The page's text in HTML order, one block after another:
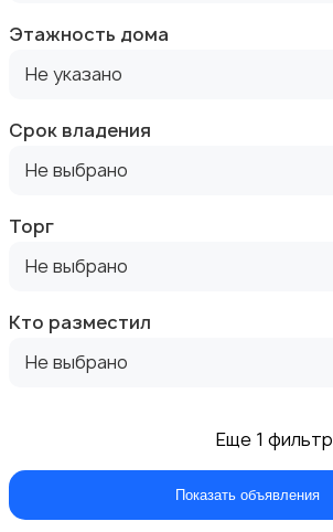
Прочие строения
Этажность дома
Не указано
Срок владения
Не выбрано
Торг
Не выбрано
Кто разместил
Не выбрано
Еще 1 фильтр
Показать объявления